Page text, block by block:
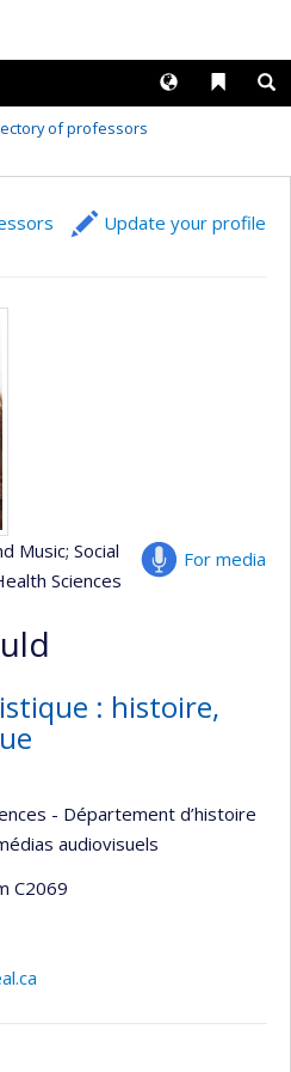
Liens
Langues
of professors
Update your profile
For media
Music; Social
Sciences
: histoire,
- Département d’histoire
audiovisuels
C2069